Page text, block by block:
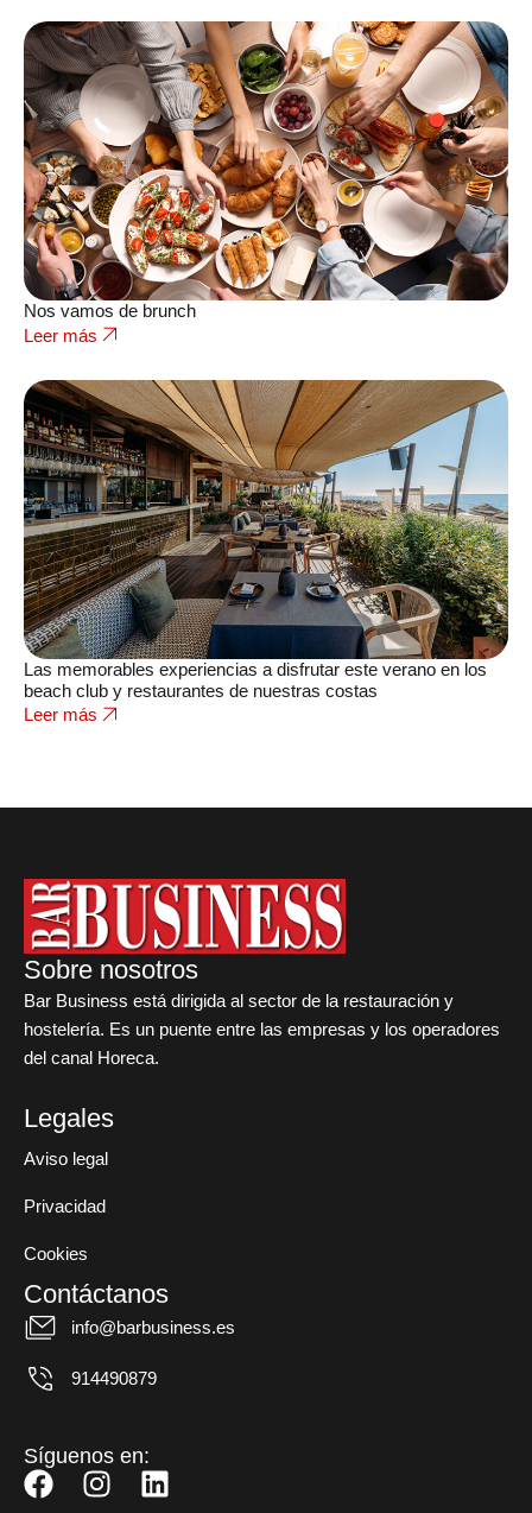
Nos vamos de brunch
Leer más
Las memorables experiencias a disfrutar este verano en los
beach club y restaurantes de nuestras costas
Leer más
Sobre nosotros
Bar Business está dirigida al sector de la restauración y
hostelería. Es un puente entre las empresas y los operadores
del canal Horeca.
Legales
Aviso legal
Privacidad
Cookies
Contáctanos
info@barbusiness.es
914490879
Síguenos en:
F
I
L